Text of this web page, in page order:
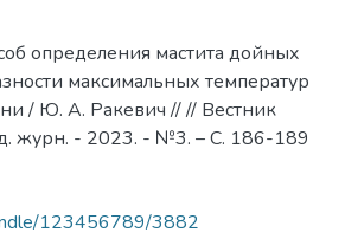
определения мастита дойных
максимальных температур
/ Ю. А. Ракевич // // Вестник
журн. - 2023. - №3. – С. 186-189
123456789/3882